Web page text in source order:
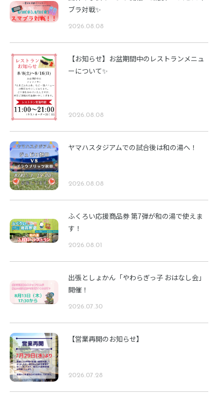
ブラ対戦✨
2026.08.08
【お知らせ】お盆期間中のレストランメニュ
ーについて✨
2026.08.08
ヤマハスタジアムでの試合後は和の湯へ！
2026.08.08
ふくろい応援商品券 第7弾が和の湯で使えま
す！
2026.08.01
出張としょかん「やわらぎっ子 おはなし会」
開催！
2026.07.30
【営業再開のお知らせ】
2026.07.28